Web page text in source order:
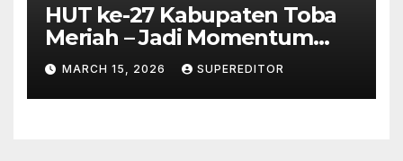
HUT ke-27 Kabupaten Toba
Meriah – Jadi Momentum
Perkuat Sinergi
Pembangunan Kawasan
Danau Toba
MARCH 15, 2026 SUPEREDITOR